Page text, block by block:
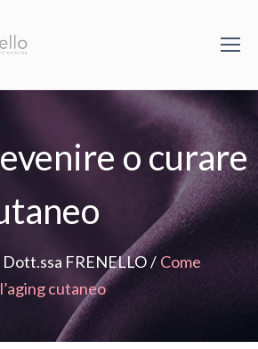
o curare
FRENELLO/ Come
cutaneo